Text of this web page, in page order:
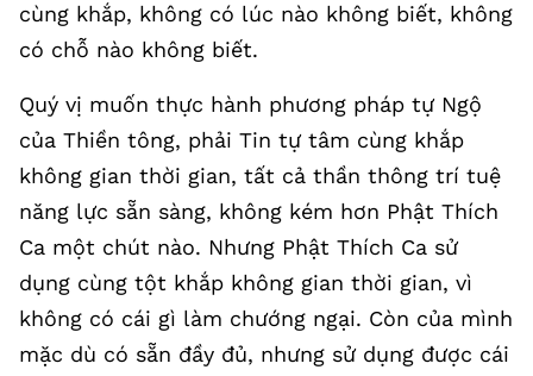
cùng khắp, không có lúc nào không biết, không
có chỗ nào không biết.
Quý vị muốn thực hành phương pháp tự Ngộ
của Thiền tông, phải Tin tự tâm cùng khắp
không gian thời gian, tất cả thần thông trí tuệ
năng lực sẵn sàng, không kém hơn Phật Thích
Ca một chút nào. Nhưng Phật Thích Ca sử
dụng cùng tột khắp không gian thời gian, vì
không có cái gì làm chướng ngại. Còn của mình
mặc dù có sẵn đầy đủ, nhưng sử dụng được cái